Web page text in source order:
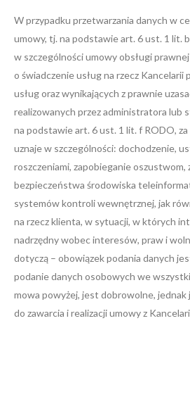
W przypadku przetwarzania danych w
umowy, tj. na podstawie art. 6 ust. 1 lit.
w szczególności umowy obsługi
o świadczenie usług na rzecz
usług oraz wynikających z prawnie
realizowanych przez administratora lub
na podstawie art. 6 ust. 1 lit. f RODO,
uznaje w szczególności: dochodzenie,
roszczeniami, zapobieganie oszustwom,
bezpieczeństwa środowiska
systemów kontroli wewnętrznej, jak
na rzecz klienta, w sytuacji, w których
nadrzędny wobec interesów, praw i
dotyczą – obowiązek podania danych
podanie danych osobowych we
mowa powyżej, jest dobrowolne, jednak
do zawarcia i realizacji umowy z